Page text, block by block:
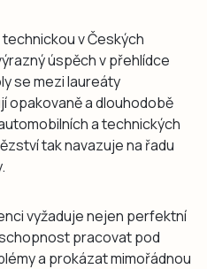
technickou v Českých
úspěch v přehlídce
se mezi laureáty
opakovaně a dlouhodobě
a technických
tak navazuje na řadu
vyžaduje nejen perfektní
pracovat pod
a prokázat mimořádnou